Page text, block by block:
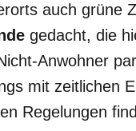
auch grüne
gedacht, die
Anwohner
mit zeitlichen
Regelungen